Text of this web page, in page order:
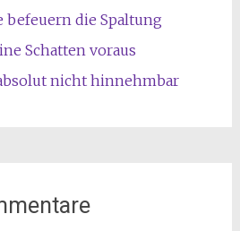
die Spaltung
Schatten voraus
nicht hinnehmbar